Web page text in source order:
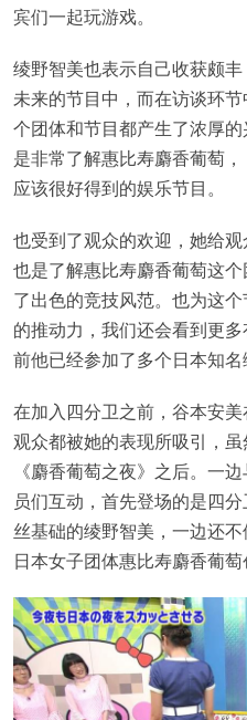
宾们一起玩游戏。
绫野智美也表示自己收获颇
未来的节目中，而在访谈环
个团体和节目都产生了浓厚
是非常了解惠比寿麝香葡萄
应该很好得到的娱乐节目。
也受到了观众的欢迎，她给
也是了解惠比寿麝香葡萄这
了出色的竞技风范。也为这
的推动力，我们还会看到更
前他已经参加了多个日本知名
在加入四分卫之前，谷本安
观众都被她的表现所吸引，
《麝香葡萄之夜》之后。一
员们互动，首先登场的是四
丝基础的绫野智美，一边还
日本女子团体惠比寿麝香葡萄